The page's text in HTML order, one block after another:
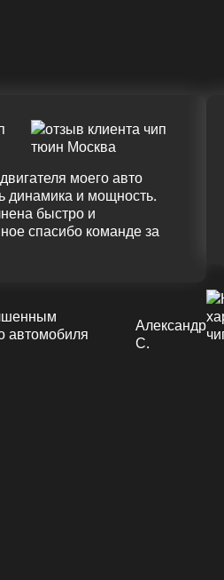
моего авто
динамика и мощность.
быстро и
спасибо команде за
Александр
С.